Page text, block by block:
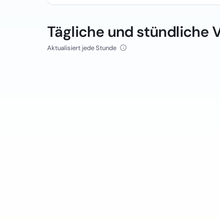
Tägliche und stündliche
Aktualisiert jede Stunde